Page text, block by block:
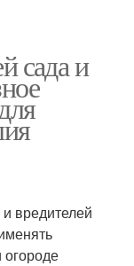
сада и
вредителей